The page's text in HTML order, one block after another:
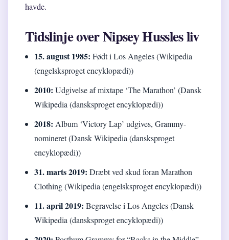
havde.
Tidslinje over Nipsey Hussles liv
15. august 1985: Født i Los Angeles (Wikipedia
(engelsksproget encyklopædi))
2010: Udgivelse af mixtape ‘The Marathon’ (Dansk
Wikipedia (dansksproget encyklopædi))
2018: Album ‘Victory Lap’ udgives, Grammy-
nomineret (Dansk Wikipedia (dansksproget
encyklopædi))
31. marts 2019: Dræbt ved skud foran Marathon
Clothing (Wikipedia (engelsksproget encyklopædi))
11. april 2019: Begravelse i Los Angeles (Dansk
Wikipedia (dansksproget encyklopædi))